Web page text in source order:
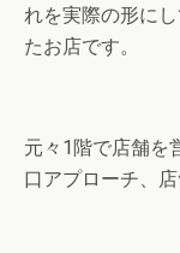
れを実際の形に
たお店です。
元々1階で店舗を
口アプローチ、